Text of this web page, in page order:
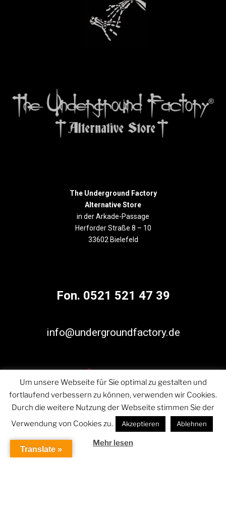
The Underground Factory
Alternative Store
in der Arkade-Passage
Herforder Straße 8 – 10
33602 Bielefeld
Fon. 0521 521 47 39
info@undergroundfactory.de
Montag – Freitag:
11.00 – 19.00 Uhr
Samstag: 11.00 – 17.00 Uhr
Um unsere Webseite für Sie optimal zu gestalten und
fortlaufend verbessern zu können, verwenden wir Cookies.
Durch die weitere Nutzung der Webseite stimmen Sie der
Verwendung von Cookies zu.
Akzeptieren Ablehnen
Mehr lesen
Translate »